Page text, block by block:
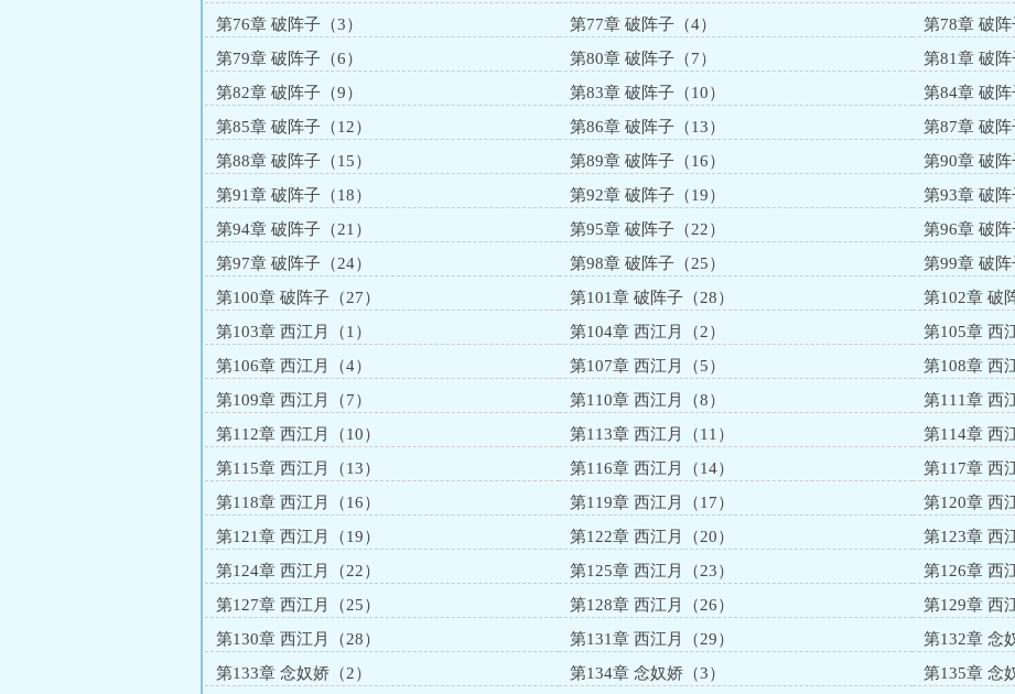
第76章 破阵子（3）
第77章 破阵子（4）
第78章 破阵
第79章 破阵子（6）
第80章 破阵子（7）
第81章 破阵
第82章 破阵子（9）
第83章 破阵子（10）
第84章 破阵
第85章 破阵子（12）
第86章 破阵子（13）
第87章 破阵
第88章 破阵子（15）
第89章 破阵子（16）
第90章 破阵
第91章 破阵子（18）
第92章 破阵子（19）
第93章 破阵
第94章 破阵子（21）
第95章 破阵子（22）
第96章 破阵
第97章 破阵子（24）
第98章 破阵子（25）
第99章 破阵
第100章 破阵子（27）
第101章 破阵子（28）
第102章 破
第103章 西江月（1）
第104章 西江月（2）
第105章 西
第106章 西江月（4）
第107章 西江月（5）
第108章 西
第109章 西江月（7）
第110章 西江月（8）
第111章 西
第112章 西江月（10）
第113章 西江月（11）
第114章 西
第115章 西江月（13）
第116章 西江月（14）
第117章 西
第118章 西江月（16）
第119章 西江月（17）
第120章 西
第121章 西江月（19）
第122章 西江月（20）
第123章 西
第124章 西江月（22）
第125章 西江月（23）
第126章 西
第127章 西江月（25）
第128章 西江月（26）
第129章 西
第130章 西江月（28）
第131章 西江月（29）
第132章 念
第133章 念奴娇（2）
第134章 念奴娇（3）
第135章 念